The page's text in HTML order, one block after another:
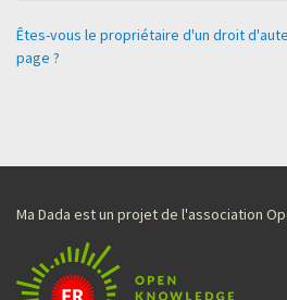
Êtes-vous le propriétaire d'un droit
page ?
Ma Dada est un projet de l'association